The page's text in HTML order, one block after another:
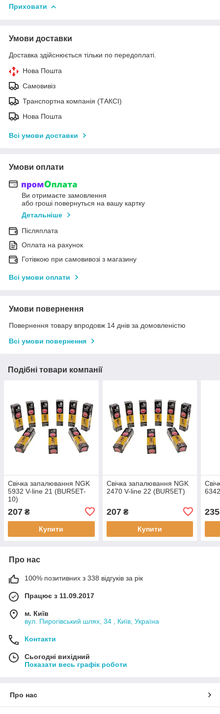
Приховати
Умови доставки
Доставка здійснюється тільки по передоплаті.
Нова Пошта
Самовивіз
Транспортна компанія (ТАКСІ)
Нова Пошта
Всі умови доставки
Умови оплати
Ви отримаєте замовлення
або гроші повернуться на вашу картку
Детальніше
Післяплата
Оплата на рахунок
Готівкою при самовивозі з магазину
Всі умови оплати
Умови повернення
Повернення товару впродовж 14 днів за домовленістю
Всі умови повернення
Подібні товари компанії
Свічка запалювання NGK
5932 V-line 21 (BUR5ET-
10)
207 ₴
Купити
Свічка запалювання NGK
2470 V-line 22 (BUR5ET)
207₴
Купити
235
Про нас
100% позитивних з 338 відгуків за рік
Працює з 11.09.2017
м. Київ
вул. Пирогівський шлях, 34 , Київ, Україна
Контакти
Сьогодні вихідний
Показати весь графік роботи
Про нас